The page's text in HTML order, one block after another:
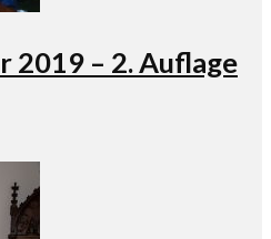
2019 – 2. Auflage